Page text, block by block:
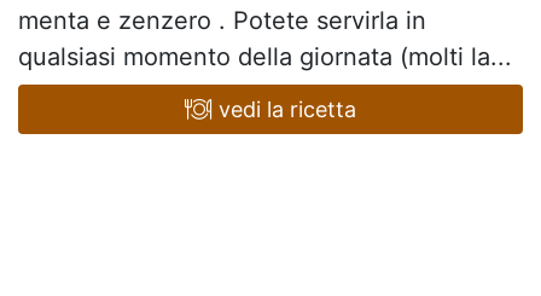
menta e zenzero . Potete servirla in
qualsiasi momento della giornata (molti la...
vedi la ricetta